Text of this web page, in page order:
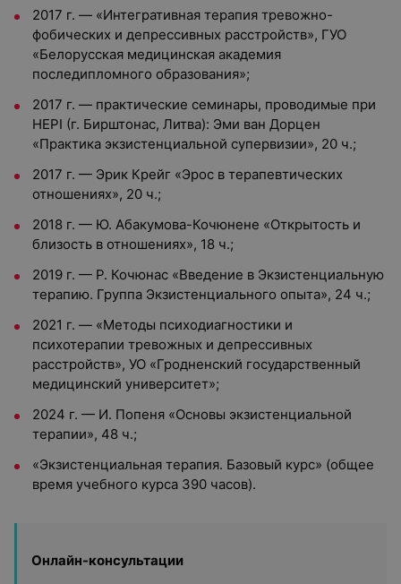
2017 г. — «Интегративная терапия тревожно-
фобических и депрессивных расстройств», ГУО
«Белорусская медицинская академия
последипломного образования»;
2017 г. — практические семинары, проводимые при
HEPI (г. Бирштонас, Литва): Эми ван Дорцен
«Практика экзистенциальной супервизии», 20 ч.;
2017 г. — Эрик Крейг «Эрос в терапевтических
отношениях», 20 ч.;
2018 г. — Ю. Абакумова-Кочюнене «Открытость и
близость в отношениях», 18 ч.;
2019 г. — Р. Кочюнас «Введение в Экзистенциальную
терапию. Группа Экзистенциального опыта», 24 ч.;
2021 г. — «Методы психодиагностики и
психотерапии тревожных и депрессивных
расстройств», УО «Гродненский государственный
медицинский университет»;
2024 г. — И. Попеня «Основы экзистенциальной
терапии», 48 ч.;
«Экзистенциальная терапия. Базовый курс» (общее
время учебного курса 390 часов).
Онлайн-консультации